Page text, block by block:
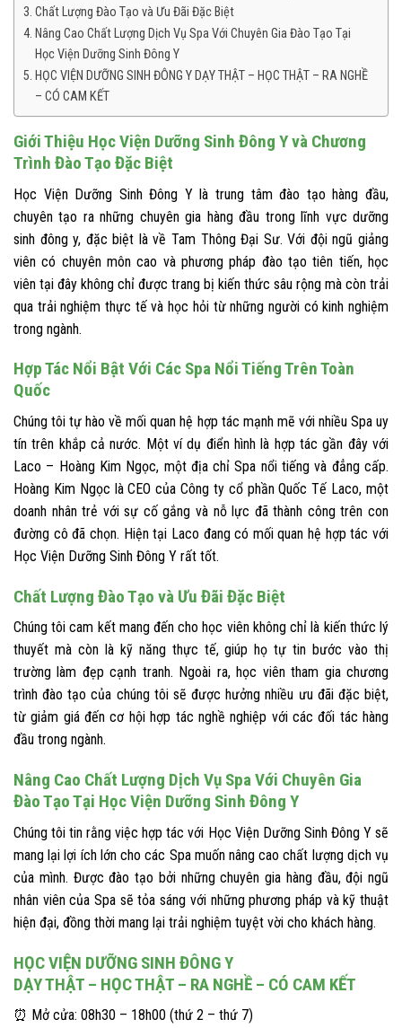
Chất Lượng Đào Tạo và Ưu Đãi Đặc Biệt
Nâng Cao Chất Lượng Dịch Vụ Spa Với Chuyên Gia Đào Tạo Tại
Học Viện Dưỡng Sinh Đông Y
HỌC VIỆN DƯỠNG SINH ĐÔNG Y DẠY THẬT – HỌC THẬT – RA NGHỀ
– CÓ CAM KẾT
Giới Thiệu Học Viện Dưỡng Sinh Đông Y và Chương
Trình Đào Tạo Đặc Biệt
Học Viện Dưỡng Sinh Đông Y là trung tâm đào tạo hàng đầu,
chuyên tạo ra những chuyên gia hàng đầu trong lĩnh vực dưỡng
sinh đông y, đặc biệt là về Tam Thông Đại Sư. Với đội ngũ giảng
viên có chuyên môn cao và phương pháp đào tạo tiên tiến, học
viên tại đây không chỉ được trang bị kiến thức sâu rộng mà còn trải
qua trải nghiệm thực tế và học hỏi từ những người có kinh nghiệm
trong ngành.
Hợp Tác Nổi Bật Với Các Spa Nổi Tiếng Trên Toàn
Quốc
Chúng tôi tự hào về mối quan hệ hợp tác mạnh mẽ với nhiều Spa uy
tín trên khắp cả nước. Một ví dụ điển hình là hợp tác gần đây với
Laco – Hoàng Kim Ngọc, một địa chỉ Spa nổi tiếng và đẳng cấp.
Hoàng Kim Ngọc là CEO của Công ty cổ phần Quốc Tế Laco, một
doanh nhân trẻ với sự cố gắng và nỗ lực đã thành công trên con
đường cô đã chọn. Hiện tại Laco đang có mối quan hệ hợp tác với
Học Viện Dưỡng Sinh Đông Y rất tốt.
Chất Lượng Đào Tạo và Ưu Đãi Đặc Biệt
Chúng tôi cam kết mang đến cho học viên không chỉ là kiến thức lý
thuyết mà còn là kỹ năng thực tế, giúp họ tự tin bước vào thị
trường làm đẹp cạnh tranh. Ngoài ra, học viên tham gia chương
trình đào tạo của chúng tôi sẽ được hưởng nhiều ưu đãi đặc biệt,
từ giảm giá đến cơ hội hợp tác nghề nghiệp với các đối tác hàng
đầu trong ngành.
Nâng Cao Chất Lượng Dịch Vụ Spa Với Chuyên Gia
Đào Tạo Tại Học Viện Dưỡng Sinh Đông Y
Chúng tôi tin rằng việc hợp tác với Học Viện Dưỡng Sinh Đông Y sẽ
mang lại lợi ích lớn cho các Spa muốn nâng cao chất lượng dịch vụ
của mình. Được đào tạo bởi những chuyên gia hàng đầu, đội ngũ
nhân viên của Spa sẽ tỏa sáng với những phương pháp và kỹ thuật
hiện đại, đồng thời mang lại trải nghiệm tuyệt vời cho khách hàng.
HỌC VIỆN DƯỠNG SINH ĐÔNG Y
DẠY THẬT – HỌC THẬT – RA NGHỀ – CÓ CAM KẾT
⏰ Mở cửa: 08h30 – 18h00 (thứ 2 – thứ 7)